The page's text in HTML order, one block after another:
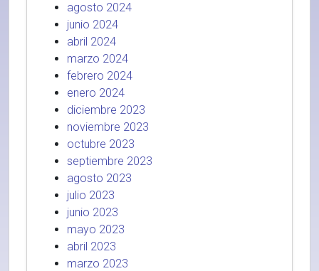
agosto 2024
junio 2024
abril 2024
marzo 2024
febrero 2024
enero 2024
diciembre 2023
noviembre 2023
octubre 2023
septiembre 2023
agosto 2023
julio 2023
junio 2023
mayo 2023
abril 2023
marzo 2023